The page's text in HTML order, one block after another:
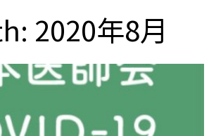
2020年8月